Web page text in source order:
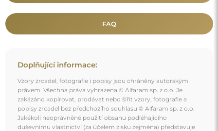
FAQ
Doplňující informace:
Vzory zrcadel, fotografie i popisy jsou chráněny autorským
právem. Všechna práva vyhrazena © Alfaram sp. z o.o. Je
zakázáno kopírovat, prodávat nebo šířit vzory, fotografie a
popisy zrcadel bez předchozího souhlasu © Alfaram sp. z o.o.
Jakékoli neoprávněné použití obsahu podléhajícího
duševnímu vlastnictví (za účelem zisku zejména) představuje